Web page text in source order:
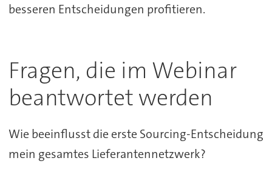
besseren Entscheidungen profitieren.
Fragen, die im Webinar
beantwortet werden
Wie beeinflusst die erste Sourcing-Entscheidung
mein gesamtes Lieferantennetzwerk?